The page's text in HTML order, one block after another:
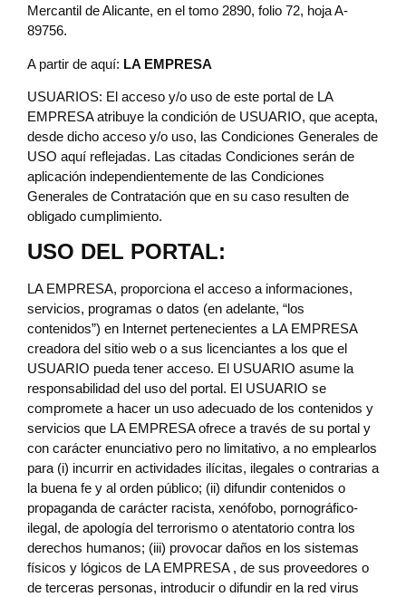
Mercantil de Alicante, en el tomo 2890, folio 72, hoja A-
89756.
A partir de aquí: LA EMPRESA
USUARIOS: El acceso y/o uso de este portal de LA
EMPRESA atribuye la condición de USUARIO, que acepta,
desde dicho acceso y/o uso, las Condiciones Generales de
USO aquí reflejadas. Las citadas Condiciones serán de
aplicación independientemente de las Condiciones
Generales de Contratación que en su caso resulten de
obligado cumplimiento.
USO DEL PORTAL:
LA EMPRESA, proporciona el acceso a informaciones,
servicios, programas o datos (en adelante, “los
contenidos”) en Internet pertenecientes a LA EMPRESA
creadora del sitio web o a sus licenciantes a los que el
USUARIO pueda tener acceso. El USUARIO asume la
responsabilidad del uso del portal. El USUARIO se
compromete a hacer un uso adecuado de los contenidos y
servicios que LA EMPRESA ofrece a través de su portal y
con carácter enunciativo pero no limitativo, a no emplearlos
para (i) incurrir en actividades ilícitas, ilegales o contrarias a
la buena fe y al orden público; (ii) difundir contenidos o
propaganda de carácter racista, xenófobo, pornográfico-
ilegal, de apología del terrorismo o atentatorio contra los
derechos humanos; (iii) provocar daños en los sistemas
físicos y lógicos de LA EMPRESA , de sus proveedores o
de terceras personas, introducir o difundir en la red virus